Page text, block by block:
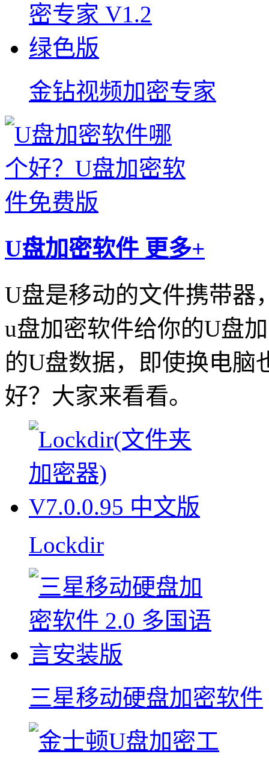
金钻视频加密专家
U盘加密软件 更多+
U盘是移动的文件携带器
u盘加密软件给你的U盘
的U盘数据，即使换电脑
好？大家来看看。
Lockdir
三星移动硬盘加密软件